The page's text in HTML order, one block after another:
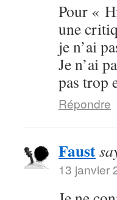
Pour «
une
je n’ai
Je n’ai
pas trop
Répondre
Faust
13 janvier